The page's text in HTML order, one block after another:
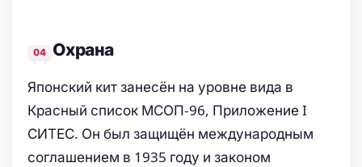
Охрана
Японский кит занесён на уровне вида в
Красный список МСОП-96, Приложение I
СИТЕС. Он был защищён международным
соглашением в 1935 году и законом